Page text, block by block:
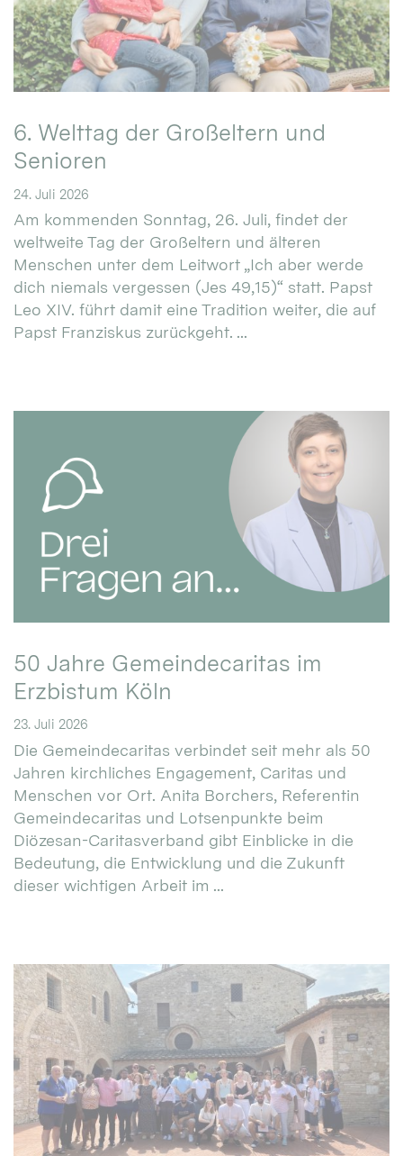
6. Welttag der Großeltern und
Senioren
24. Juli 2026
Am kommenden Sonntag, 26. Juli, findet der
weltweite Tag der Großeltern und älteren
Menschen unter dem Leitwort „Ich aber werde
dich niemals vergessen (Jes 49,15)“ statt. Papst
Leo XIV. führt damit eine Tradition weiter, die auf
Papst Franziskus zurückgeht. ...
50 Jahre Gemeindecaritas im
Erzbistum Köln
23. Juli 2026
Die Gemeindecaritas verbindet seit mehr als 50
Jahren kirchliches Engagement, Caritas und
Menschen vor Ort. Anita Borchers, Referentin
Gemeindecaritas und Lotsenpunkte beim
Diözesan-Caritasverband gibt Einblicke in die
Bedeutung, die Entwicklung und die Zukunft
dieser wichtigen Arbeit im ...